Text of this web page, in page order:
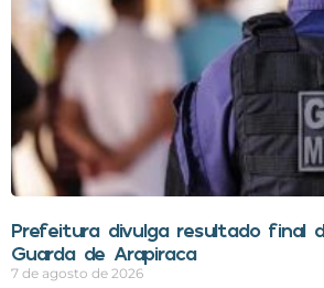
Prefeitura divulga resultado final
Guarda de Arapiraca
7 de agosto de 2026